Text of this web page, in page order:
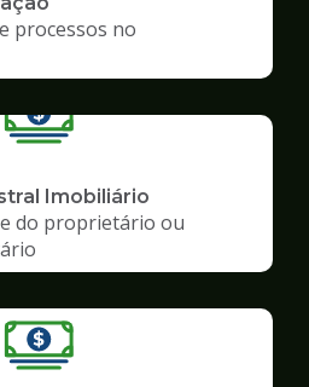
processos no
Imobiliário
do proprietário ou